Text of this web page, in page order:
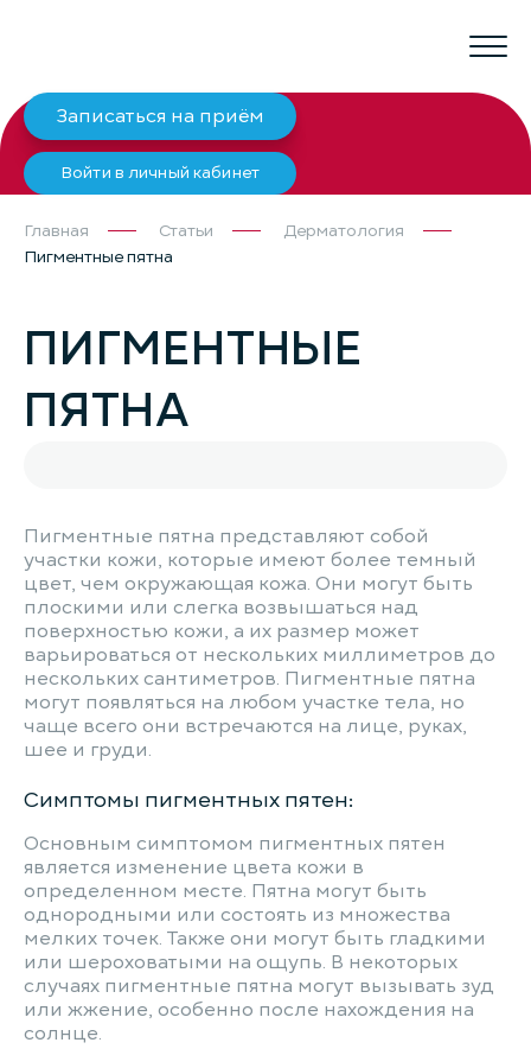
Записаться на приём
Войти в личный кабинет
Главная Статьи
Дерматология
Пигментные пятна
ПИГМЕНТНЫЕ
ПЯТНА
Пигментные пятна представляют собой
участки кожи, которые имеют более темный
цвет, чем окружающая кожа. Они могут быть
плоскими или слегка возвышаться над
поверхностью кожи, а их размер может
варьироваться от нескольких миллиметров до
нескольких сантиметров. Пигментные пятна
могут появляться на любом участке тела, но
чаще всего они встречаются на лице, руках,
шее и груди.
Симптомы пигментных пятен:
Основным симптомом пигментных пятен
является изменение цвета кожи в
определенном месте. Пятна могут быть
однородными или состоять из множества
мелких точек. Также они могут быть гладкими
или шероховатыми на ощупь. В некоторых
случаях пигментные пятна могут вызывать зуд
или жжение, особенно после нахождения на
солнце.